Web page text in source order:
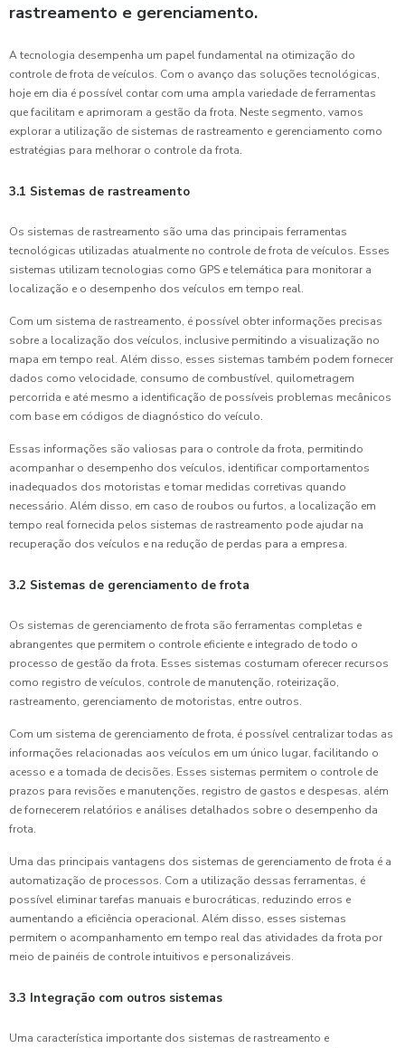
rastreamento e gerenciamento.
A tecnologia desempenha um papel fundamental na otimização do
controle de frota de veículos. Com o avanço das soluções tecnológicas,
hoje em dia é possível contar com uma ampla variedade de ferramentas
que facilitam e aprimoram a gestão da frota. Neste segmento, vamos
explorar a utilização de sistemas de rastreamento e gerenciamento como
estratégias para melhorar o controle da frota.
3.1 Sistemas de rastreamento
Os sistemas de rastreamento são uma das principais ferramentas
tecnológicas utilizadas atualmente no controle de frota de veículos. Esses
sistemas utilizam tecnologias como GPS e telemática para monitorar a
localização e o desempenho dos veículos em tempo real.
Com um sistema de rastreamento, é possível obter informações precisas
sobre a localização dos veículos, inclusive permitindo a visualização no
mapa em tempo real. Além disso, esses sistemas também podem fornecer
dados como velocidade, consumo de combustível, quilometragem
percorrida e até mesmo a identificação de possíveis problemas mecânicos
com base em códigos de diagnóstico do veículo.
Essas informações são valiosas para o controle da frota, permitindo
acompanhar o desempenho dos veículos, identificar comportamentos
inadequados dos motoristas e tomar medidas corretivas quando
necessário. Além disso, em caso de roubos ou furtos, a localização em
tempo real fornecida pelos sistemas de rastreamento pode ajudar na
recuperação dos veículos e na redução de perdas para a empresa.
3.2 Sistemas de gerenciamento de frota
Os sistemas de gerenciamento de frota são ferramentas completas e
abrangentes que permitem o controle eficiente e integrado de todo o
processo de gestão da frota. Esses sistemas costumam oferecer recursos
como registro de veículos, controle de manutenção, roteirização,
rastreamento, gerenciamento de motoristas, entre outros.
Com um sistema de gerenciamento de frota, é possível centralizar todas as
informações relacionadas aos veículos em um único lugar, facilitando o
acesso e a tomada de decisões. Esses sistemas permitem o controle de
prazos para revisões e manutenções, registro de gastos e despesas, além
de fornecerem relatórios e análises detalhados sobre o desempenho da
frota.
Uma das principais vantagens dos sistemas de gerenciamento de frota é a
automatização de processos. Com a utilização dessas ferramentas, é
possível eliminar tarefas manuais e burocráticas, reduzindo erros e
aumentando a eficiência operacional. Além disso, esses sistemas
permitem o acompanhamento em tempo real das atividades da frota por
meio de painéis de controle intuitivos e personalizáveis.
3.3 Integração com outros sistemas
Uma característica importante dos sistemas de rastreamento e